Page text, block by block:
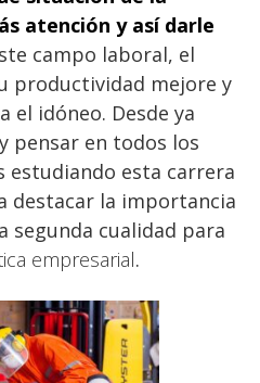
atención y así darle
campo laboral, el
productividad mejore y
idóneo. Desde ya
y pensar en todos los
estudiando esta carrera
destacar la importancia
segunda cualidad para
empresarial.